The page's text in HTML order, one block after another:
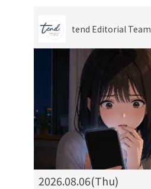
tend Editorial Team
2026.08.06(Thu)